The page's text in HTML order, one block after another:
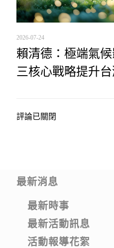
2026-07-24
賴清德：極端氣
三核心戰略提升
評論已關閉
最新消息
最新時事
最新活動訊息
活動報導花絮